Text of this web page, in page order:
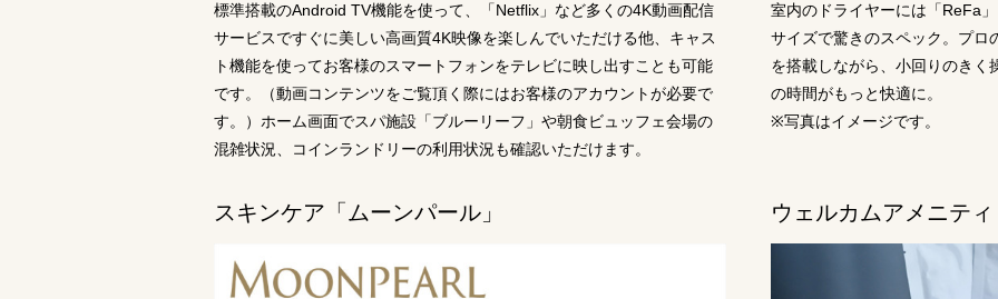
標準搭載のAndroid TV機能を使って、「Netflix」など多くの4K動画配信
サービスですぐに美しい高画質4K映像を楽しんでいただける他、キャス
ト機能を使ってお客様のスマートフォンをテレビに映し出すことも可能
です。（動画コンテンツをご覧頂く際にはお客様のアカウントが必要で
す。）ホーム画面でスパ施設「ブルーリーフ」や朝食ビュッフェ会場の
混雑状況、コインランドリーの利用状況も確認いただけます。
室内のドライヤーには「ReFa
サイズで驚きのスペック。プロ
を搭載しながら、小回りのきく
の時間がもっと快適に。
※写真はイメージです。
スキンケア「ムーンパール」 ウェルカムアメニティ